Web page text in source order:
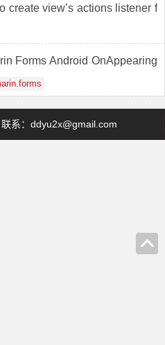
create view’s actions listener f
Forms Android OnAppearing
系： ddyu2x@gmail.com